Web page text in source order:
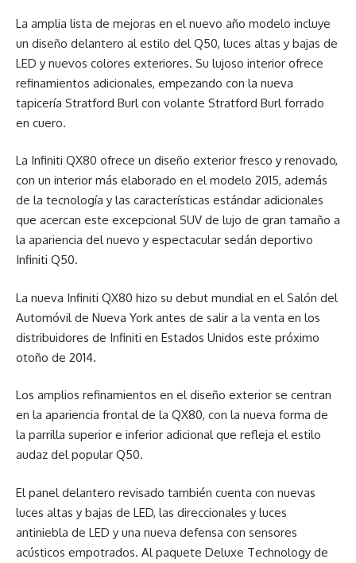
La amplia lista de mejoras en el nuevo año modelo incluye
un diseño delantero al estilo del Q50, luces altas y bajas de
LED y nuevos colores exteriores. Su lujoso interior ofrece
refinamientos adicionales, empezando con la nueva
tapicería Stratford Burl con volante Stratford Burl forrado
en cuero.
La Infiniti QX80 ofrece un diseño exterior fresco y renovado,
con un interior más elaborado en el modelo 2015, además
de la tecnología y las características estándar adicionales
que acercan este excepcional SUV de lujo de gran tamaño a
la apariencia del nuevo y espectacular sedán deportivo
Infiniti Q50.
La nueva Infiniti QX80 hizo su debut mundial en el Salón del
Automóvil de Nueva York antes de salir a la venta en los
distribuidores de Infiniti en Estados Unidos este próximo
otoño de 2014.
Los amplios refinamientos en el diseño exterior se centran
en la apariencia frontal de la QX80, con la nueva forma de
la parrilla superior e inferior adicional que refleja el estilo
audaz del popular Q50.
El panel delantero revisado también cuenta con nuevas
luces altas y bajas de LED, las direccionales y luces
antiniebla de LED y una nueva defensa con sensores
acústicos empotrados. Al paquete Deluxe Technology de